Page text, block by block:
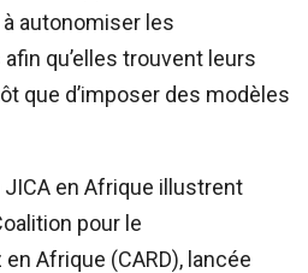
autonomiser les
qu’elles trouvent leurs
que d’imposer des modèles
en Afrique illustrent
pour le
Afrique (CARD), lancée